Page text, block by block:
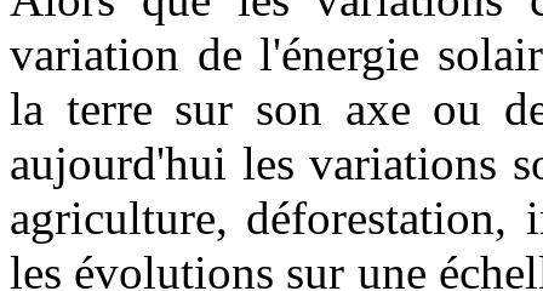
variation de l'énergie
la terre sur son axe ou
aujourd'hui les variations
agriculture, déforestation,
les évolutions sur une